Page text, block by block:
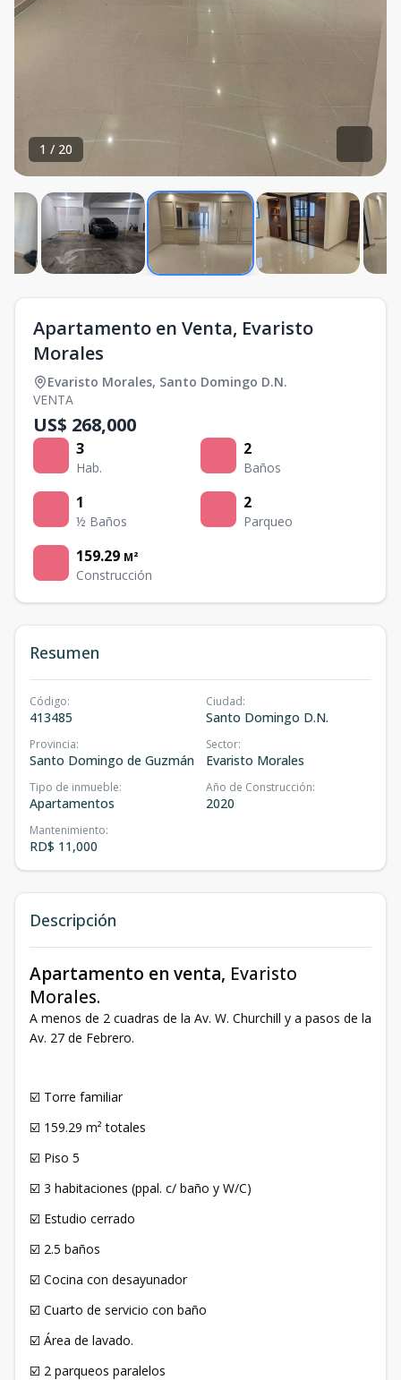
1 / 20
Apartamento en Venta, Evaristo
Morales
Evaristo Morales, Santo Domingo D.N.
VENTA
US$ 268,000
3
Hab.
2
Baños
1
½ Baños
2
Parqueo
159.29 M²
Construcción
Resumen
Código:
413485
Ciudad:
Santo Domingo D.N.
Provincia:
Santo Domingo de Guzmán
Sector:
Evaristo Morales
Tipo de inmueble:
Apartamentos
Año de Construcción:
2020
Mantenimiento:
RD$ 11,000
Descripción
Apartamento en venta, Evaristo
Morales.
A menos de 2 cuadras de la Av. W. Churchill y a pasos de la
Av. 27 de Febrero.
☑️ Torre familiar
☑️ 159.29 m² totales
☑️ Piso 5
☑️ 3 habitaciones (ppal. c/ baño y W/C)
☑️ Estudio cerrado
☑️ 2.5 baños
☑️ Cocina con desayunador
☑️ Cuarto de servicio con baño
☑️ Área de lavado.
☑️ 2 parqueos paralelos